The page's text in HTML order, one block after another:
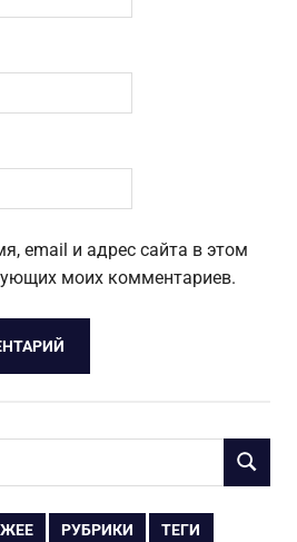
email и адрес сайта в этом
моих комментариев.
ПОИСК
РУБРИКИ ТЕГИ